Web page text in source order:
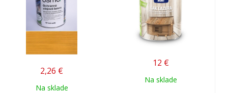
2,26 €
Na sklade
12 €
Na sklade